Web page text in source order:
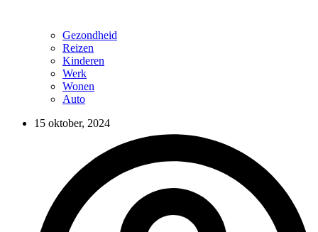
Gezondheid
Reizen
Kinderen
Werk
Wonen
Auto
15 oktober, 2024